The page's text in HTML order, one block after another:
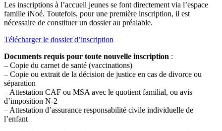
Les inscriptions à l’accueil jeunes se font directement via l’espace
famille iNoé. Toutefois, pour une première inscription, il est
nécessaire de constituer un dossier au préalable.
Télécharger le dossier d’inscription
Documents requis pour toute nouvelle inscription :
– Copie du carnet de santé (vaccinations)
– Copie ou extrait de la décision de justice en cas de divorce ou
séparation
– Attestation CAF ou MSA avec le quotient familial, ou avis
d’imposition N-2
– Attestation d’assurance responsabilité civile individuelle de
l’enfant